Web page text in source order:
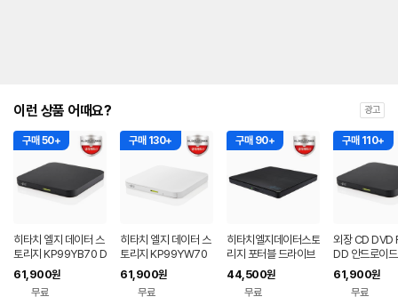
이런 상품 어때요? 광고
구매 50+
히타치 엘지 데이터 스
토리지 KP99YB70 D
VD 블랙 외장ODD C
D DVD 리핑 안드로이
61,900원
무료
구매 130+
히타치 엘지 데이터 스
토리지 KP99YW70
DVD 화이트 외장OD
D CD DVD 리핑 안드
로이드
61,900원
무료
구매 90+
히타치엘지데이터스토
리지 포터블 드라이브
데스크탑 노트북 CD
DVD
44,500원
무료
구매 110+
외장 CD DVD
DD 안드로이
트폰 지원
블랙 히타치엘
9YB70
61,900원
무료